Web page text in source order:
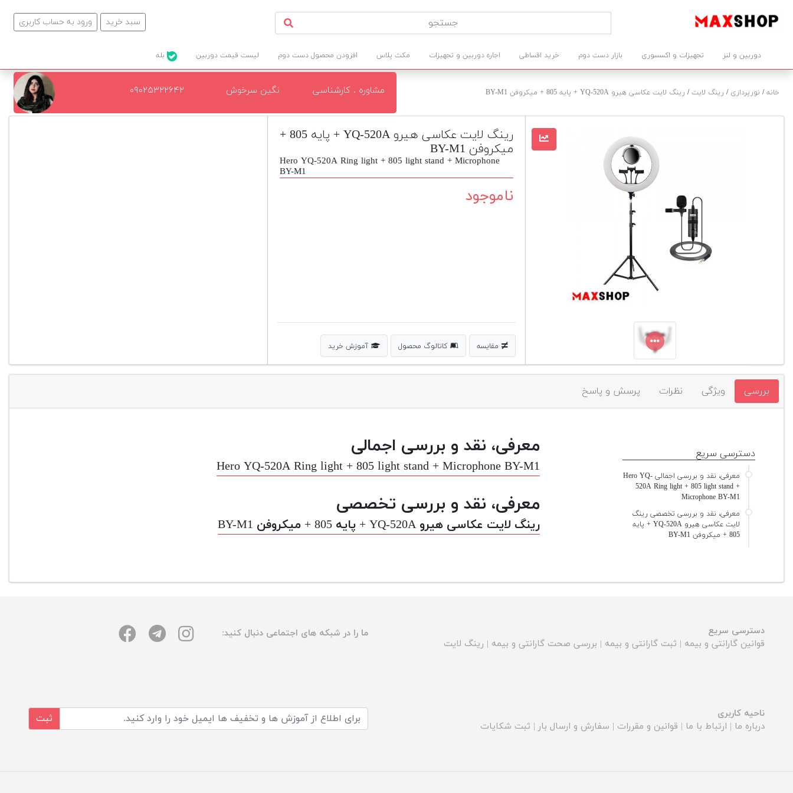
ورود به حساب کاربری سبد خرید
دوربین و لنز تجهیزات و اکسسوری بازار دست دوم خرید اقساطی اجاره دوربین و تجهیزات مکث پلاس افزودن محصول دست دوم لیست قیمت دوربین
خانه/ نورپردازی / رینگ لایت/ رینگ لایت عکاسی هیرو YQ-520A + پایه 805 + میکروفن BY-M1 مشاوره . کارشناسی نگین سرخوش ۰۹۰۲۵۳۲۲۶۴۲
رینگ لایت عکاسی هیرو YQ-520A + پایه 805 +
میکروفن BY-M1
Hero YQ-520A Ring light + 805 light stand + Microphone
BY-M1
ناموجود
مقایسه کاتالوگ محصول آموزش خرید
بررسی ویژگی نظرات پرسش و پاسخ
معرفی، نقد و بررسی اجمالی
Hero YQ-520A Ring light + 805 light stand + Microphone BY-M1
معرفی، نقد و بررسی تخصصی
رینگ لایت عکاسی هیرو YQ-520A + پایه 805 + میکروفن BY-M1
دسترسی سریع
معرفی، نقد و بررسی اجمالی Hero YQ-
520A Ring light + 805 light stand +
Microphone BY-M1
معرفی، نقد و بررسی تخصصی رینگ
لایت عکاسی هیرو YQ-520A + پایه
805 + میکروفن BY-M1
دسترسی سریع
قوانین گارانتی و بیمه | ثبت گارانتی و بیمه | بررسی صحت گارانتی و بیمه | رینگ لایت
ما را در شبکه های اجتماعی دنبال کنید:
ناحیه کاربری
درباره ما | ارتباط با ما | قوانین و مقررات | سفارش و ارسال بار | ثبت شکایات
ثبت